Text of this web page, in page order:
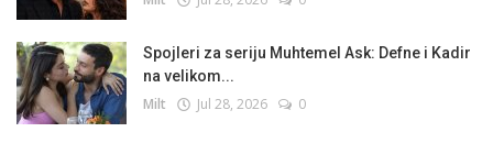
Spojleri za seriju Muhtemel Ask: Defne i Kadir
na velikom...
Milt Jul 28, 2026 0